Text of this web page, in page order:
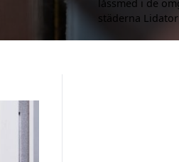
låssmed i de
städerna